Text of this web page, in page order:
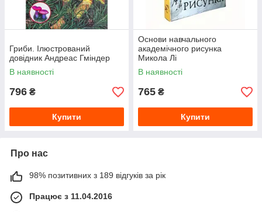
Гриби. Ілюстрований
довідник Андреас Гміндер
В наявності
796 ₴
Купити
Основи навчального
академічного рисунка
Микола Лі
В наявності
765 ₴
Купити
Про нас
98% позитивних з 189 відгуків за рік
Працює з 11.04.2016